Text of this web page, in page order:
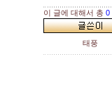
이 글에 대해서 총 0
태풍